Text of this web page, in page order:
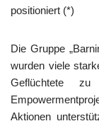
positioniert (*)
Die Gruppe
wurden viele
Geflüchtete
Aktionen